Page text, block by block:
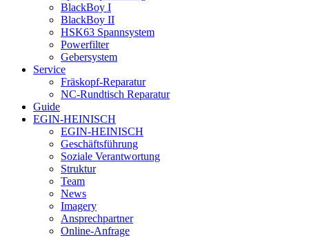
BlackBoy I
BlackBoy II
HSK63 Spannsystem
Powerfilter
Gebersystem
Service
Fräskopf-Reparatur
NC-Rundtisch Reparatur
Guide
EGIN-HEINISCH
EGIN-HEINISCH
Geschäftsführung
Soziale Verantwortung
Struktur
Team
News
Imagery
Ansprechpartner
Online-Anfrage